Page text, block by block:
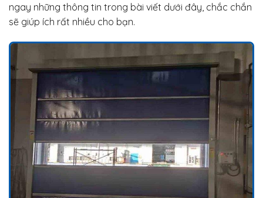
ngay những thông tin trong bài viết dưới đây, chắc chắn
sẽ giúp ích rất nhiều cho bạn.